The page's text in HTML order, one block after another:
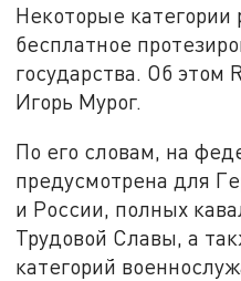
Некоторые категории
бесплатное
государства. Об этом
Игорь Мурог.
По его словам, на
предусмотрена для
и России, полных
Трудовой Славы, а
категорий